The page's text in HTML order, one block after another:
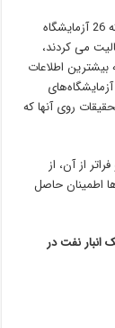
سخنگوی وزارت امور خارجه چین با یادآوری این واقعیت که 26 آزمایشگاه
می کردند،
بیشترین اطلاعات
روی آنها که
از آن، از
اطمینان حاصل
انبار نفت در